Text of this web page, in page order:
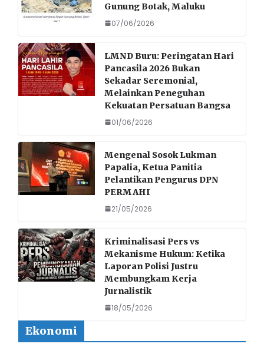
Gunung Botak, Maluku
07/06/2026
LMND Buru: Peringatan Hari
Pancasila 2026 Bukan
Sekadar Seremonial,
Melainkan Peneguhan
Kekuatan Persatuan Bangsa
01/06/2026
Mengenal Sosok Lukman
Papalia, Ketua Panitia
Pelantikan Pengurus DPN
PERMAHI
21/05/2026
Kriminalisasi Pers vs
Mekanisme Hukum: Ketika
Laporan Polisi Justru
Membungkam Kerja
Jurnalistik
18/05/2026
Ekonomi